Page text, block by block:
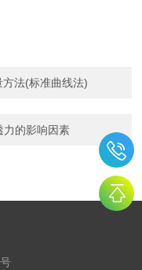
法(标准曲线法)
力的影响因素